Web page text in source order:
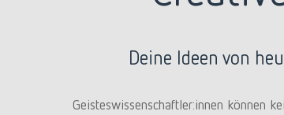
Deine Ideen von
Geisteswissenschaftler:innen können